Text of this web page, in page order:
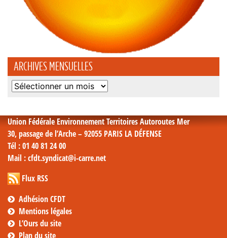
ARCHIVES MENSUELLES
Archives
Union Fédérale Environnement Territoires Autoroutes Mer
30, passage de l’Arche – 92055 PARIS LA DÉFENSE
Tél : 01 40 81 24 00
Mail : cfdt.syndicat@i-carre.net
Flux RSS
Adhésion CFDT
Mentions légales
L’Ours du site
Plan du site